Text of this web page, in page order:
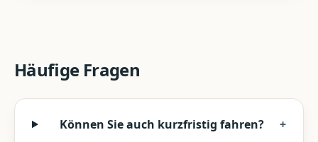
Häufige Fragen
Können Sie auch kurzfristig fahren? +